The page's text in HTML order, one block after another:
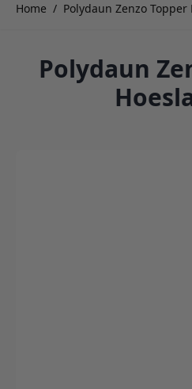
Home / Polydaun Zenzo Topper
Polydaun